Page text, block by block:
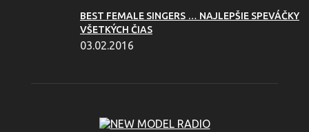
BEST FEMALE SINGERS … NAJLEPŠIE SPEVÁČKY
VŠETKÝCH ČIAS
03.02.2016